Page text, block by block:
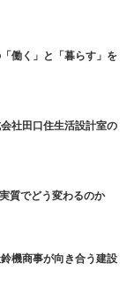
働く」と「暮らす」を
社田口住生活設計室の
質でどう変わるのか
機商事が向き合う建設